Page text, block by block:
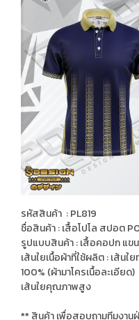
รหัสสินค้า : PL819
ชื่อสินค้า : เสื้อโปโล สปอต
รูปแบบสินค้า : เสื้อคอปก แข
เส้นใยเนื้อผ้าที่ใช้ผลิต : เส้นใ
100% (ผ้ามาโครเนื้อละเอียด
เส้นใยคุณภาพสูง
** สินค้า เพื่อสอบถามทีมงานฝ่